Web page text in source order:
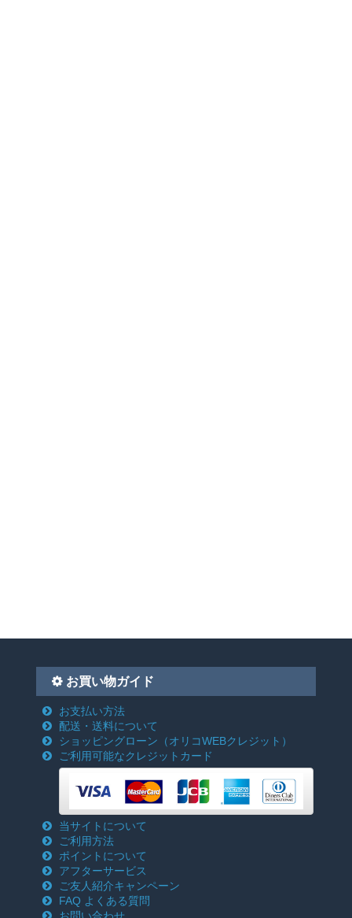
お買い物ガイド
お支払い方法
配送・送料について
ショッピングローン （オリコWEBクレジット）
ご利用可能なクレジットカード
当サイトについて
ご利用方法
ポイントについて
アフターサービス
ご友人紹介キャンペーン
FAQ よくある質問